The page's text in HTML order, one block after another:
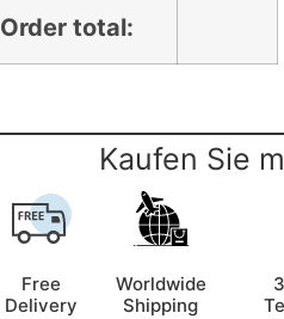
Order total:
Kaufen Sie
Free
Delivery
Worldwide
Shipping